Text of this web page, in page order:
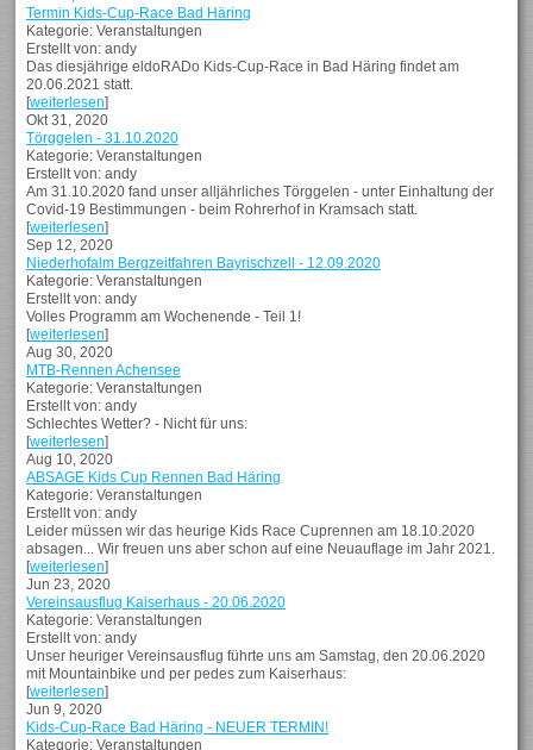
Termin Kids-Cup-Race Bad Häring
Kategorie: Veranstaltungen
Erstellt von: andy
Das diesjährige eldoRADo Kids-Cup-Race in Bad Häring findet am
20.06.2021 statt.
[weiterlesen]
Okt 31, 2020
Törggelen - 31.10.2020
Kategorie: Veranstaltungen
Erstellt von: andy
Am 31.10.2020 fand unser alljährliches Törggelen - unter Einhaltung der
Covid-19 Bestimmungen - beim Rohrerhof in Kramsach statt.
[weiterlesen]
Sep 12, 2020
Niederhofalm Bergzeitfahren Bayrischzell - 12.09.2020
Kategorie: Veranstaltungen
Erstellt von: andy
Volles Programm am Wochenende - Teil 1!
[weiterlesen]
Aug 30, 2020
MTB-Rennen Achensee
Kategorie: Veranstaltungen
Erstellt von: andy
Schlechtes Wetter? - Nicht für uns:
[weiterlesen]
Aug 10, 2020
ABSAGE Kids Cup Rennen Bad Häring
Kategorie: Veranstaltungen
Erstellt von: andy
Leider müssen wir das heurige Kids Race Cuprennen am 18.10.2020
absagen... Wir freuen uns aber schon auf eine Neuauflage im Jahr 2021.
[weiterlesen]
Jun 23, 2020
Vereinsausflug Kaiserhaus - 20.06.2020
Kategorie: Veranstaltungen
Erstellt von: andy
Unser heuriger Vereinsausflug führte uns am Samstag, den 20.06.2020
mit Mountainbike und per pedes zum Kaiserhaus:
[weiterlesen]
Jun 9, 2020
Kids-Cup-Race Bad Häring - NEUER TERMIN!
Kategorie: Veranstaltungen